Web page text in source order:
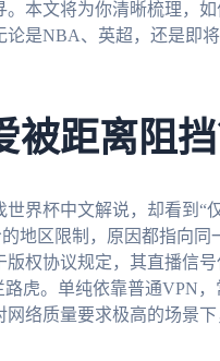
本文将为你清晰梳理，
论是NBA、英超，还是即
距离阻挡
界杯中文解说，却看到“
地区限制，原因都指向
权协议规定，其直播信
虎。单纯依靠普通VPN
络质量要求极高的场景